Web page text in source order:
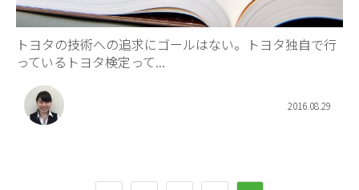
トヨタの技術への追求にゴールはない。トヨタ独自で行
っているトヨタ検定って...
2016.08.29